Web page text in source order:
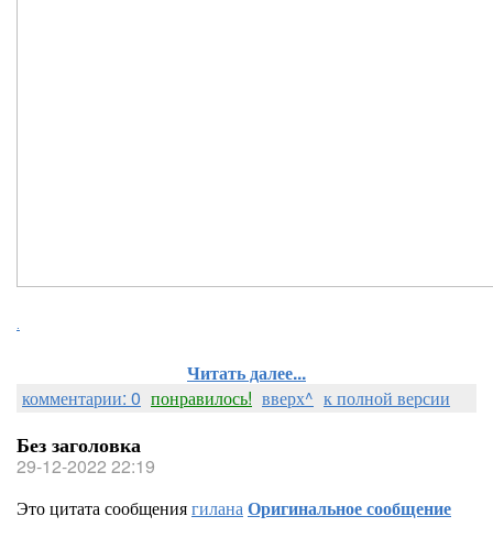
.
Читать далее...
комментарии: 0 понравилось! вверх^ к полной версии
Без заголовка
29-12-2022 22:19
Это цитата сообщениягиланаОригинальное сообщение